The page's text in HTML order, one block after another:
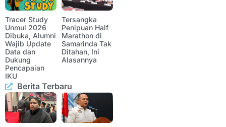
Tracer Study
Unmul 2026
Dibuka, Alumni
Wajib Update
Data dan
Dukung
Pencapaian
IKU
Tersangka
Penipuan Half
Marathon di
Samarinda Tak
Ditahan, Ini
Alasannya
Berita Terbaru